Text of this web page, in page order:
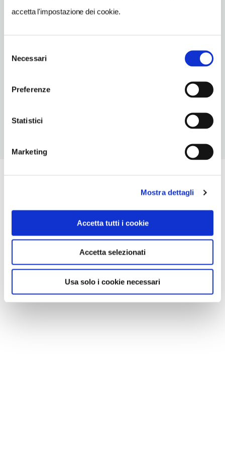
accetta l'impostazione dei cookie.
delNecessari
Preferenze
Statistici
Marketing
Mostra dettagli
Accetta tutti i cookie
Accetta selezionati
Usa solo i cookie necessari
NUMERO COPERTI
ORARI DI APERTURA